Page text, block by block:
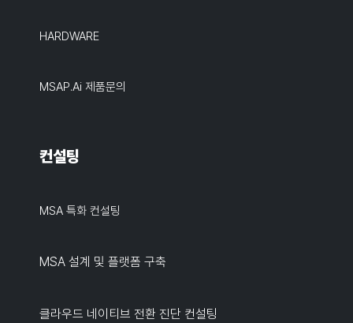
HARDWARE
MSAP.ai 제품문의
컨설팅
MSA 특화 컨설팅
MSA 설계 및 플랫폼 구축
클라우드 네이티브 전환 진단 컨설팅